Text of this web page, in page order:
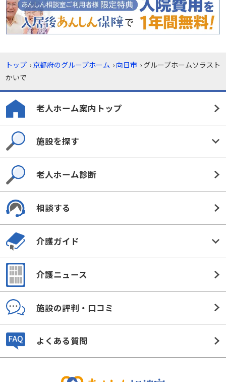
トップ › 京都府のグループホーム › 向日市 › グループホームソラスト
かいで
老人ホーム案内トップ
施設を探す
老人ホーム診断
相談する
介護ガイド
介護ニュース
施設の評判・口コミ
よくある質問